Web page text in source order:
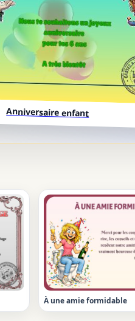
Anniversaire enfant
À une amie formidable